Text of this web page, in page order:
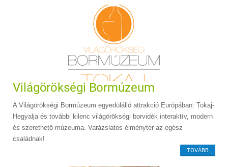
Világörökségi Bormúzeum
A Világörökségi Bormúzeum egyedülálló attrakció Európában: Tokaj-
Hegyalja és további kilenc világörökségi borvidék interaktív, modern
és szerethető múzeuma. Varázslatos élménytér az egész
családnak!
TOVÁBB